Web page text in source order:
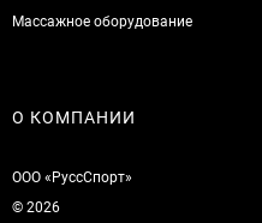
Массажное оборудование
О КОМПАНИИ
ООО «РуссСпорт»
© 2026